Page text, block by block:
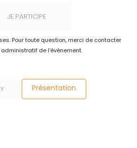
JE PARTICIPE
Pour toute question, merci de contacter
de l'événement.
Présentation